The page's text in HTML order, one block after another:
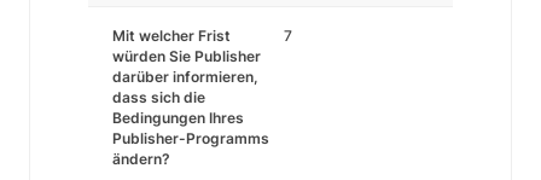
Mit welcher Frist
würden Sie Publisher
darüber informieren,
dass sich die
Bedingungen Ihres
Publisher-Programms
ändern?
7